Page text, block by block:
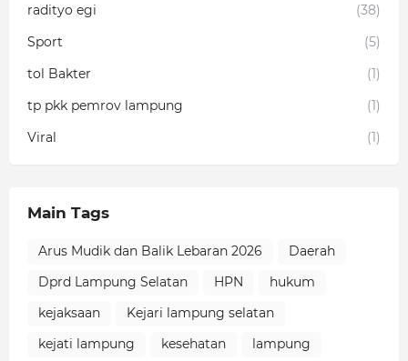
radityo egi
(38)
Sport
(5)
tol Bakter
(1)
tp pkk pemrov lampung
(1)
Viral
(1)
Main Tags
Arus Mudik dan Balik Lebaran 2026
Daerah
Dprd Lampung Selatan
HPN
hukum
kejaksaan
Kejari lampung selatan
kejati lampung
kesehatan lampung